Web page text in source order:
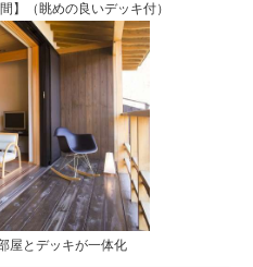
（眺めの良いデッキ付）
屋とデッキが一体化